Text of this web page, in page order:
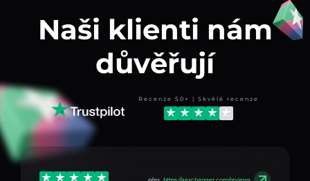
Naši klienti nám
důvěřují
Recenze 50+ | Skvělé recenze
přes https://aexchanger.com/reviews